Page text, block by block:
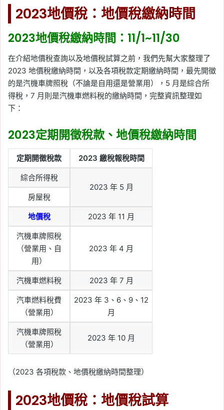
2023地價稅：地價稅繳納時間
2023地價稅繳納時間：11/1~11/30
在介紹地價稅查詢以及地價稅試算之前，我們先幫大家整理了
2023 地價稅繳納時間，以及各項稅款定期繳納時間，最先開徵
的是汽機車牌照稅（不論是自用還是營業用），5 月是綜合所
得稅，7 月則是汽機車燃料稅的繳納時間，完整資訊整理如
下：
2023定期開徵稅款、地價稅繳納時間
定期開徵稅款 2023 繳稅報稅時間
綜合所得稅
2023 年 5 月
房屋稅
地價稅 2023 年 11 月
汽機車牌照稅
（營業用、自
用）
2023 年 4 月
汽機車燃料稅 2023 年 7 月
汽車燃料稅費
（營業用）
2023 年 3、6、9、12
月
汽機車牌照稅
（營業用）
2023 年 10 月
（2023 各項稅款、地價稅繳納時間整理）
2023地價稅：地價稅試算